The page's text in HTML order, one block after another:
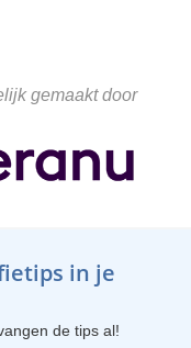
gemaakt door
in je
de tips al!